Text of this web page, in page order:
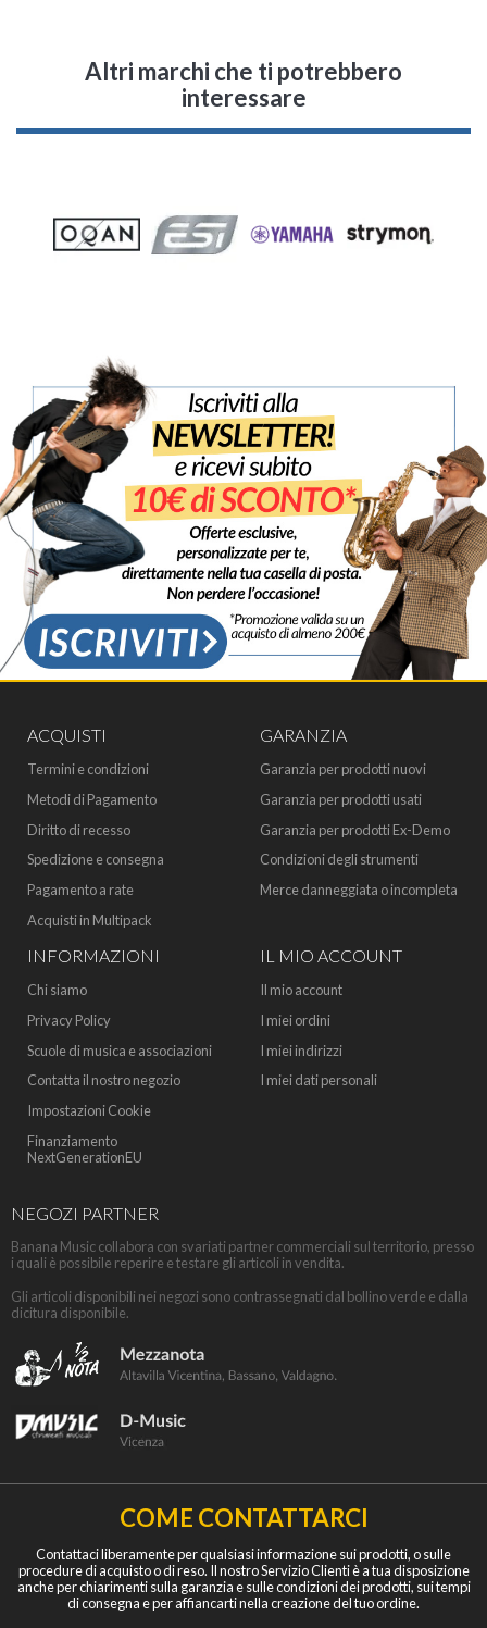
Altri marchi che ti potrebbero
interessare
ACQUISTI
Termini e condizioni
Metodi di Pagamento
Diritto di recesso
Spedizione e consegna
Pagamento a rate
Acquisti in Multipack
GARANZIA
Garanzia per prodotti nuovi
Garanzia per prodotti usati
Garanzia per prodotti Ex-Demo
Condizioni degli strumenti
Merce danneggiata o incompleta
INFORMAZIONI
Chi siamo
Privacy Policy
Scuole di musica e associazioni
Contatta il nostro negozio
Impostazioni Cookie
Finanziamento
NextGenerationEU
IL MIO ACCOUNT
Il mio account
I miei ordini
I miei indirizzi
I miei dati personali
NEGOZI PARTNER
Banana Music collabora con svariati partner commerciali sul territorio, presso
i quali è possibile reperire e testare gli articoli in vendita.
Gli articoli disponibili nei negozi sono contrassegnati dal bollino verde e dalla
dicitura disponibile.
COME CONTATTARCI
Contattaci liberamente per qualsiasi informazione sui prodotti, o sulle
procedure di acquisto o di reso. Il nostro Servizio Clienti è a tua disposizione
anche per chiarimenti sulla garanzia e sulle condizioni dei prodotti, sui tempi
di consegna e per affiancarti nella creazione del tuo ordine.